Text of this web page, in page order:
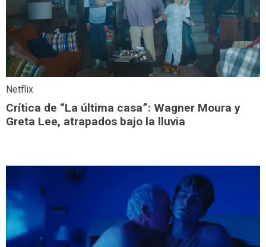
Netflix
Crítica de “La última casa”: Wagner Moura y
Greta Lee, atrapados bajo la lluvia